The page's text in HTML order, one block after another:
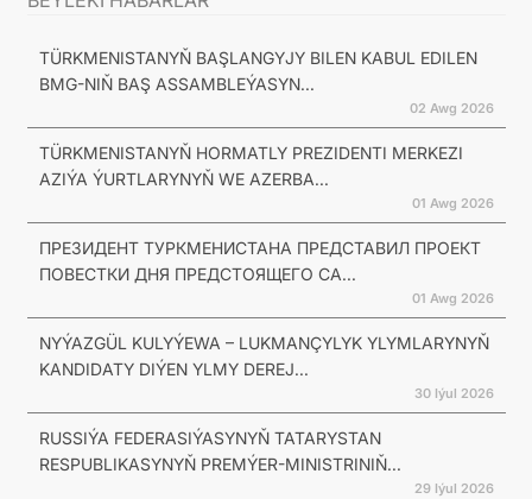
TÜRKMENISTANYŇ BAŞLANGYJY BILEN KABUL EDILEN
BMG-NIŇ BAŞ ASSAMBLEÝASYN...
02 Awg 2026
TÜRKMENISTANYŇ HORMATLY PREZIDENTI MERKEZI
AZIÝA ÝURTLARYNYŇ WE AZERBA...
01 Awg 2026
ПРЕЗИДЕНТ ТУРКМЕНИСТАНА ПРЕДСТАВИЛ ПРОЕКТ
ПОВЕСТКИ ДНЯ ПРЕДСТОЯЩЕГО СА...
01 Awg 2026
NYÝAZGÜL KULYÝEWA – LUKMANÇYLYK YLYMLARYNYŇ
KANDIDATY DIÝEN YLMY DEREJ...
30 Iýul 2026
RUSSIÝA FEDERASIÝASYNYŇ TATARYSTAN
RESPUBLIKASYNYŇ PREMÝER-MINISTRINIŇ...
29 Iýul 2026